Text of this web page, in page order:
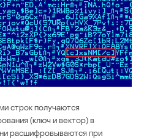
строк получаются
(ключ и вектор) в
расшифровываются при